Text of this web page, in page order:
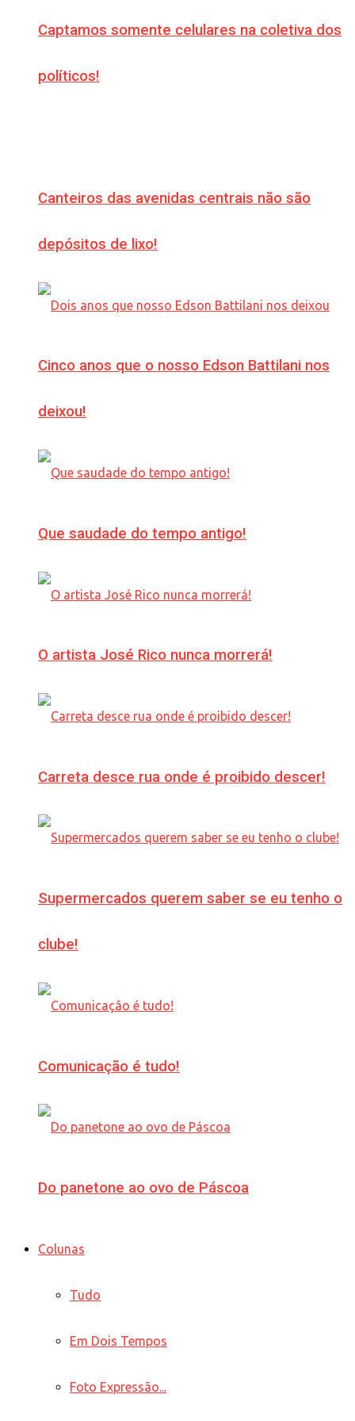
Captamos somente celulares na coletiva dos
políticos!
Canteiros das avenidas centrais não são
depósitos de lixo!
Cinco anos que o nosso Edson Battilani nos
deixou!
Que saudade do tempo antigo!
O artista José Rico nunca morrerá!
Carreta desce rua onde é proibido descer!
Supermercados querem saber se eu tenho o
clube!
Comunicação é tudo!
Do panetone ao ovo de Páscoa
Colunas
Tudo
Em Dois Tempos
Foto Expressão...